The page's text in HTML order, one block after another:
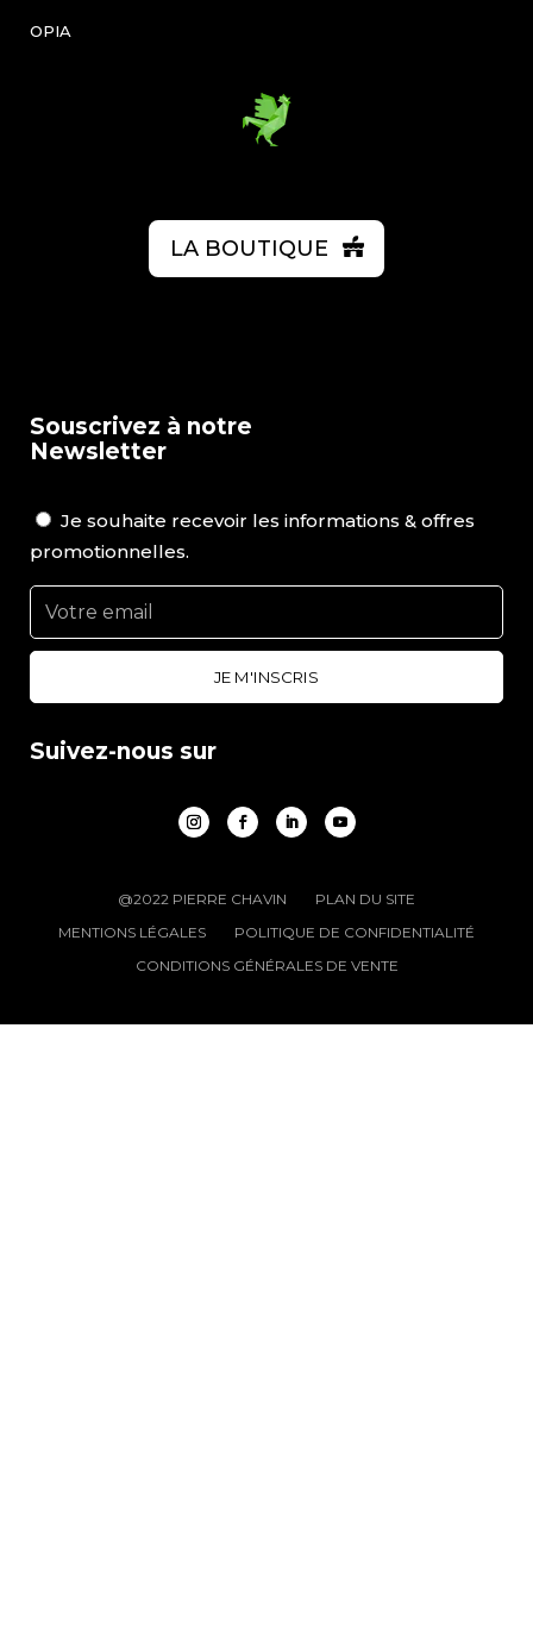
OPIA
LA BOUTIQUE
Souscrivez à notre
Newsletter
Je souhaite recevoir les informations & offres
promotionnelles.
Suivez-nous sur
@2022 PIERRE CHAVIN
PLAN DU SITE
MENTIONS LÉGALES
POLITIQUE DE CONFIDENTIALITÉ
CONDITIONS GÉNÉRALES DE VENTE